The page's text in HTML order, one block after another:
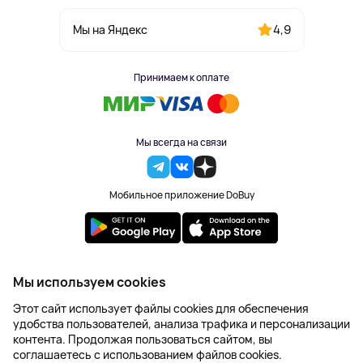
Мы на Яндекс 4,9
Принимаем к оплате
Мы всегда на связи
Мобильное приложение DoBuy
2023-2026 © DoBuy. Все права защищены
Правила обработки персональных данных
Пользовательское соглашение
Оферта
Создание сайта – NetLab
Мы используем cookies
Этот сайт использует файлы cookies для обеспечения
удобства пользователей, анализа трафика и персонализации
контента. Продолжая пользоваться сайтом, вы
соглашаетесь с использованием файлов cookies.